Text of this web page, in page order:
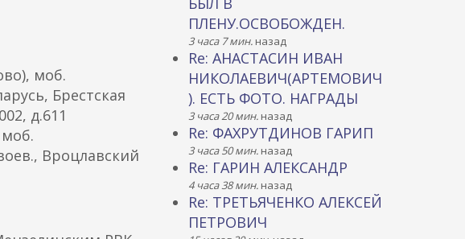
моб.
Брестская
д.611
Вроцлавский
ПЛЕНУ.ОСВОБОЖДЕН.
3 часа 7 мин.назад
Re: АНАСТАСИН ИВАН
НИКОЛАЕВИЧ(АРТЕМОВИЧ
). ЕСТЬ ФОТО. НАГРАДЫ
3 часа 20 мин.назад
Re: ФАХРУТДИНОВ ГАРИП
3 часа 50 мин.назад
Re: ГАРИН АЛЕКСАНДР
4 часа 38 мин.назад
Re: ТРЕТЬЯЧЕНКО АЛЕКСЕЙ
ПЕТРОВИЧ